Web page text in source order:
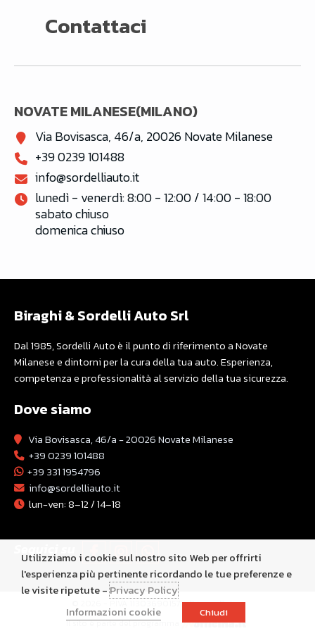
Contattaci
NOVATE MILANESE(MILANO)
Via Bovisasca, 46/a, 20026 Novate Milanese
+39 0239 101488
info@sordelliauto.it
lunedì - venerdì: 8:00 - 12:00 / 14:00 - 18:00
sabato chiuso
domenica chiuso
Biraghi & Sordelli Auto Srl
Dal 1985, Sordelli Auto è il punto di riferimento a Novate
Milanese e dintorni per la cura della tua auto. Esperienza,
competenza e professionalità al servizio della tua sicurezza.
Dove siamo
Via Bovisasca, 46/a - 20026 Novate Milanese
+39 0239 101488
+39 331 1954796
info@sordelliauto.it
lun-ven: 8–12 / 14–18
© 2026 - P.IVA 11303690157 -Privacy Policy
Il sito è parte del programma
Utilizziamo i cookie sul nostro sito Web per offrirti
l'esperienza più pertinente ricordando le tue preferenze e
le visite ripetute -Privacy Policy
Informazioni cookie
Chiudi